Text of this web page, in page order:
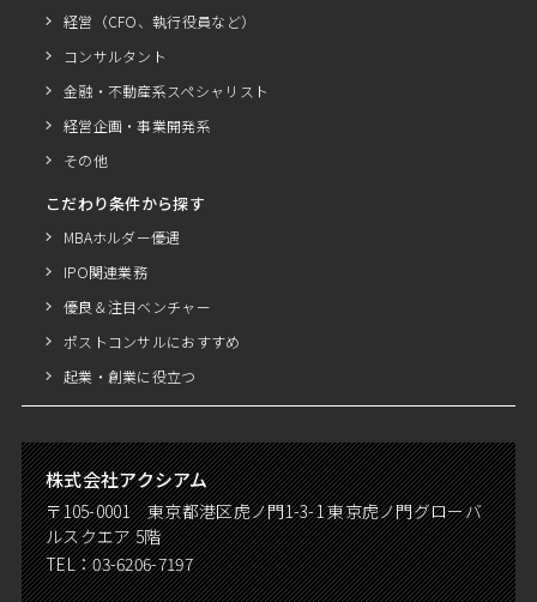
経営（CFO、執行役員など）
コンサルタント
金融・不動産系スペシャリスト
経営企画・事業開発系
その他
こだわり条件から探す
MBAホルダー優遇
IPO関連業務
優良＆注目ベンチャー
ポストコンサルにおすすめ
起業・創業に役立つ
株式会社アクシアム
〒105-0001 東京都港区虎ノ門1-3-1 東京虎ノ門グローバ
ルスクエア 5階
TEL：03-6206-7197